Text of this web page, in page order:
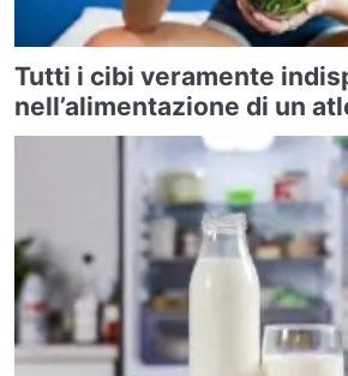
Tutti i cibi veramente
nell’alimentazione di un